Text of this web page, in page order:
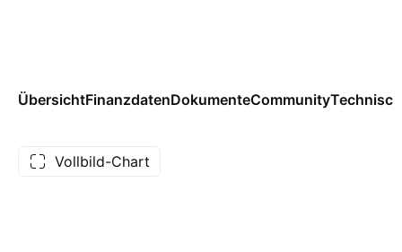
ÜbersichtFinanzdatenDokumenteCommunity
Vollbild-Chart